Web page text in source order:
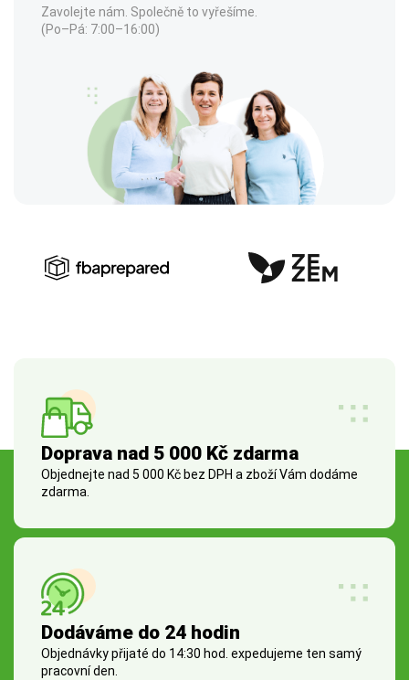
Zavolejte nám. Společně to vyřešíme.
(Po–Pá: 7:00–16:00)
Doprava nad 5 000 Kč zdarma
Objednejte nad 5 000 Kč bez DPH a zboží Vám dodáme
zdarma.
Dodáváme do 24 hodin
Objednávky přijaté do 14:30 hod. expedujeme ten samý
pracovní den.